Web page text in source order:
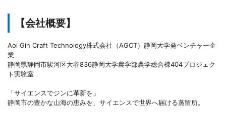
【会社概要】
Aoi Gin Craft Technology株式会社（AGCT）静岡大学発ベンチャー企
業
静岡県静岡市駿河区大谷836静岡大学農学部農学総合棟404プロジェク
ト実験室
「サイエンスでジンに革新を」
静岡市の豊かな山海の恵みを、サイエンスで世界へ届ける蒸留所。